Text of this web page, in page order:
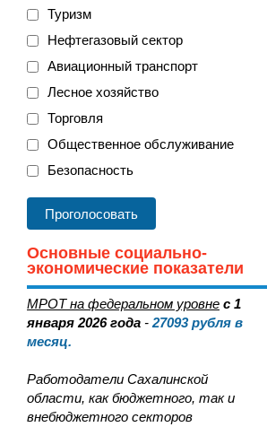
Туризм
Нефтегазовый сектор
Авиационный транспорт
Лесное хозяйство
Торговля
Общественное обслуживание
Безопасность
Основные социально-
экономические показатели
МРОТ на федеральном уровне с 1
января 2026 года - 27093рубля в
месяц.
Работодатели Сахалинской
области, как бюджетного, так и
внебюджетного секторов